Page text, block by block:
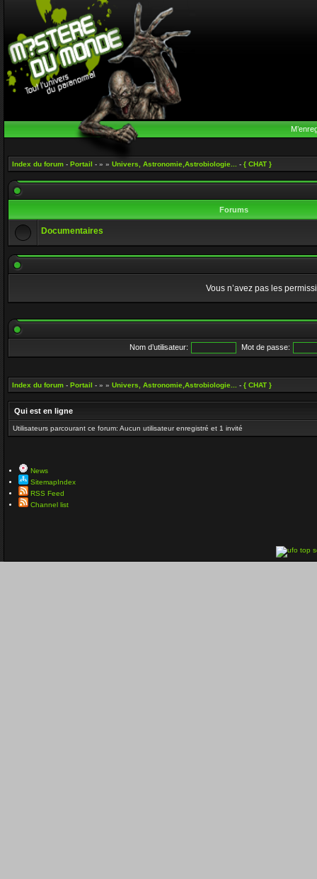
Index du forum - Portail - » » Univers, Astronomie,Astrobiologie... - { CHAT }
Forums
Documentaires
Vous n’avez pas les
Nom d’utilisateur: Mot de passe:
Index du forum - Portail - » » Univers, Astronomie,Astrobiologie... - { CHAT }
Qui est en ligne
Utilisateurs parcourant ce forum: Aucun utilisateur enregistré et 1 invité
News
SitemapIndex
RSS Feed
Channel list